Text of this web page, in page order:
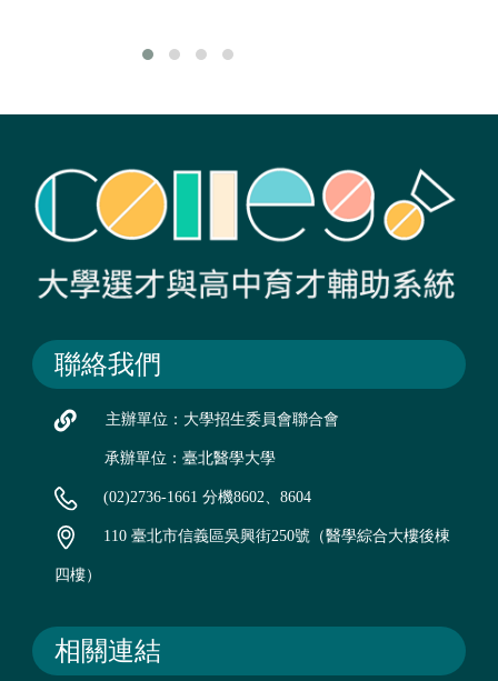
聯絡我們
主辦單位：大學招生委員會聯合會
承辦單位：臺北醫學大學
(02)2736-1661 分機8602、8604
110 臺北市信義區吳興街250號（醫學綜合大樓後棟
四樓）
相關連結